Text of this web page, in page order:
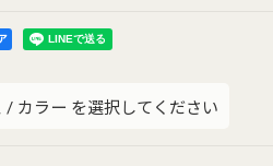
/ カラー を選択してください